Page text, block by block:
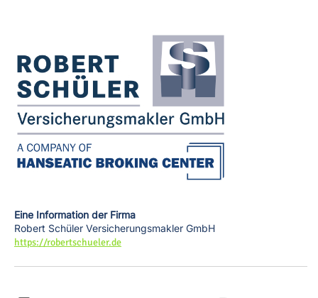
Eine Information der Firma
Robert Schüler Versicherungsmakler GmbH
https://robertschueler.de